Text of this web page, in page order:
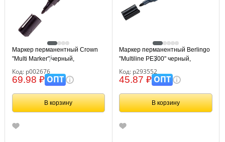
Маркер перманентный Crown
"Multi Marker" черный,
Код: р002676
69.98 ₽ОПТ
В корзину
Маркер перманентный Berlingo
"Multiline PE300" черный,
Код: р293552
45.87 ₽ОПТ
В корзину